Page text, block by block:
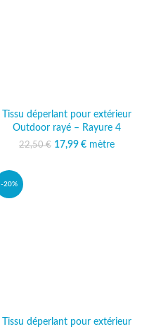
Tissu déperlant pour extérieur
Outdoor rayé – Rayure 4
22,50€ Le prix initial était :
17,99 €
Le prix
mètre
-20%
Tissu déperlant pour extérieur